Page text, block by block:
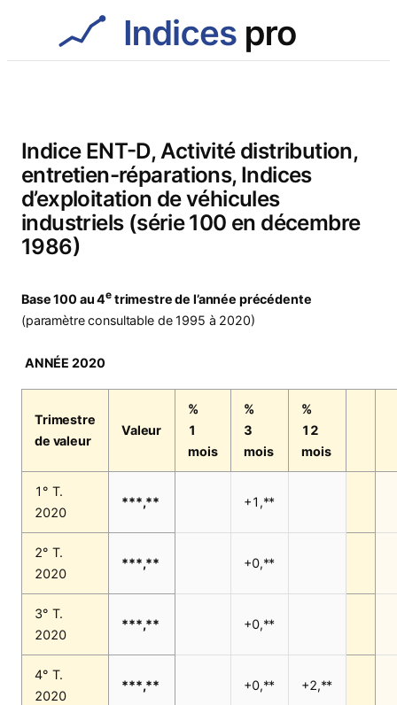
Indice ENT-D, Activité distribution,
entretien-réparations, Indices
d’exploitation de véhicules
industriels (série 100 en décembre
1986)
Base 100 au 4e trimestre de l’année précédente
(paramètre consultable de 1995 à 2020)
ANNÉE 2020
Trimestre
de valeur
Valeur
%
1
mois
%
3
mois
%
12
mois
1° T.
2020
***,** +1,**
2° T.
2020
***,** +0,**
3° T.
2020
***,** +0,**
4° T.
2020
***,** +0,** +2,**